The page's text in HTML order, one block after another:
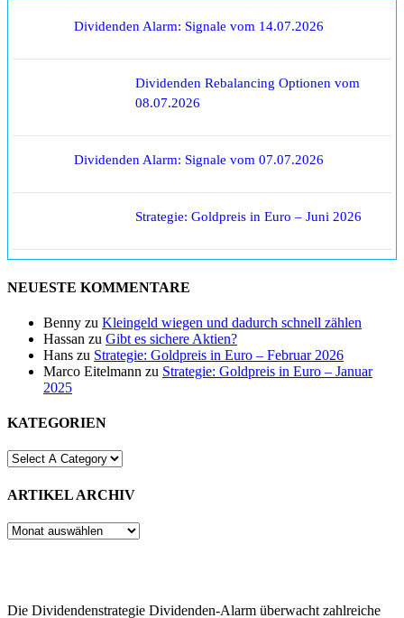
Dividenden Alarm: Signale vom 14.07.2026
Dividenden Rebalancing Optionen vom
08.07.2026
Dividenden Alarm: Signale vom 07.07.2026
Strategie: Goldpreis in Euro – Juni 2026
NEUESTE KOMMENTARE
Benny zu Kleingeld wiegen und dadurch schnell zählen
Hassan zu Gibt es sichere Aktien?
Hans zu Strategie: Goldpreis in Euro – Februar 2026
Marco Eitelmann zu Strategie: Goldpreis in Euro – Januar
2025
KATEGORIEN
ARTIKEL ARCHIV
ARTIKEL
Die Dividendenstrategie Dividenden-Alarm überwacht zahlreiche